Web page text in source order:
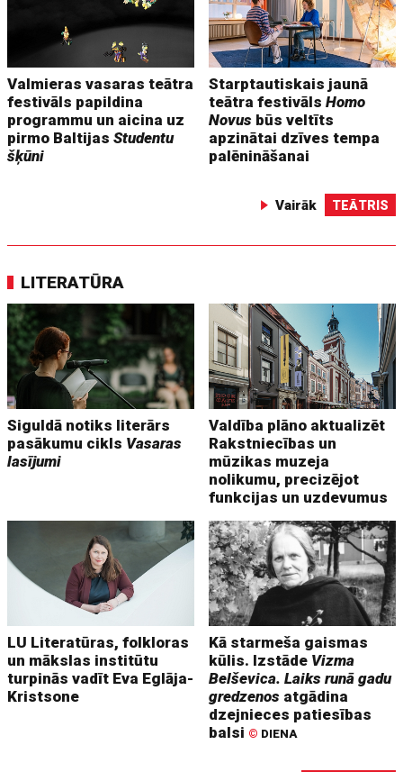
Valmieras vasaras teātra
festivāls papildina
programmu un aicina uz
pirmo BaltijasStudentu
šķūni
Starptautiskais jaunā
teātra festivālsHomo
Novus būs veltīts
apzinātai dzīves tempa
palēnināšanai
Vairāk TEĀTRIS
LITERATŪRA
Siguldā notiks literārs
pasākumu cikls Vasaras
lasījumi
Valdība plāno aktualizēt
Rakstniecības un
mūzikas muzeja
nolikumu, precizējot
funkcijas un uzdevumus
LU Literatūras, folkloras
un mākslas institūtu
turpinās vadīt Eva Eglāja-
Kristsone
Kā starmeša gaismas
kūlis. Izstāde Vizma
Belševica. Laiks runā gadu
gredzenos atgādina
dzejnieces patiesības
balsi © DIENA